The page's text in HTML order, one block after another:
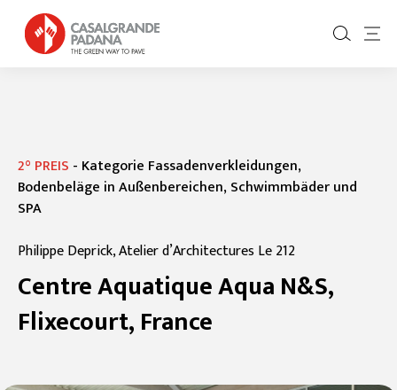
2° PREIS - Kategorie Fassadenverkleidungen,
Bodenbeläge in Außenbereichen, Schwimmbäder und
SPA
Philippe Deprick, Atelier d’Architectures Le 212
Centre Aquatique Aqua N&S,
Flixecourt, France